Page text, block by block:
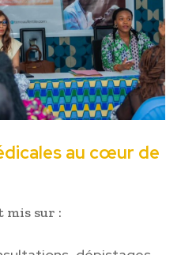
au cœur de
mis sur :